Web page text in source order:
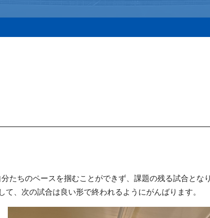
たちのペースを掴むことができず、課題の残る試合と
、次の試合は良い形で終われるようにがんばります。